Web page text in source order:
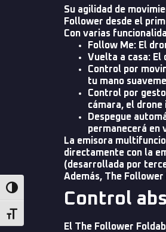
Alternar alto contraste
Alternar tamaño de letra
Su agilidad de
Follower desde el
Con varias
Follow Me: El
Vuelta a casa: El
Control por
tu mano
Control por
cámara, el
Despegue
permanecerá en
La emisora
directamente con la
(desarrollada por
Además, The
Control
El The Follower